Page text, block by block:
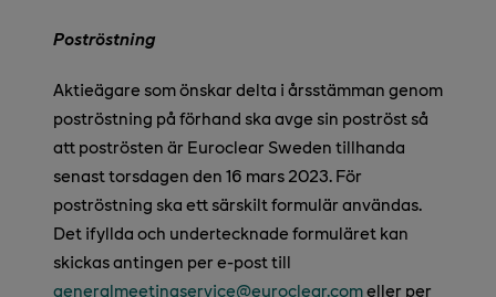
Poströstning
Aktieägare som önskar delta i årsstämman genom
poströstning på förhand ska avge sin poströst så
att poströsten är Euroclear Sweden tillhanda
senast torsdagen den 16 mars 2023. För
poströstning ska ett särskilt formulär användas.
Det ifyllda och undertecknade formuläret kan
skickas antingen per e-post till
generalmeetingservice@euroclear.comeller per